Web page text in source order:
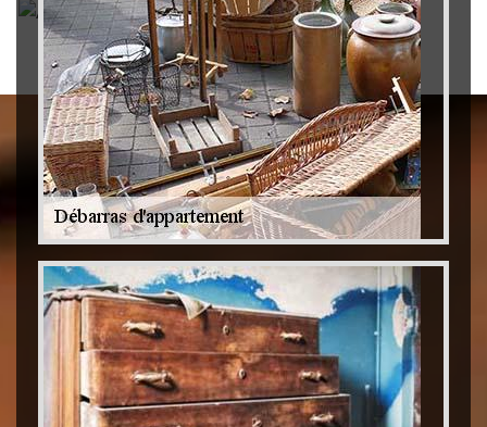
Achat antiquité 79